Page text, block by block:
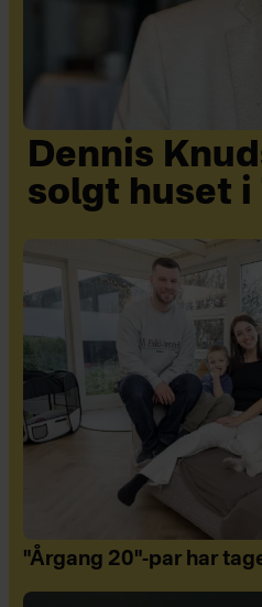
Dennis
solgt huset i
"Årgang 20"-par har